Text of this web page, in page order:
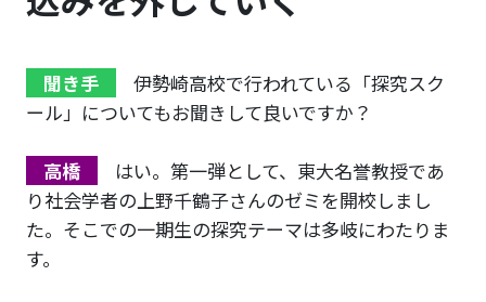
聞き手
伊勢崎高校で行われている「探究スク
ール」についてもお聞きして良いですか？
高橋
はい。第一弾として、東大名誉教授であ
り社会学者の上野千鶴子さんのゼミを開校しまし
た。そこでの一期生の探究テーマは多岐にわたりま
す。